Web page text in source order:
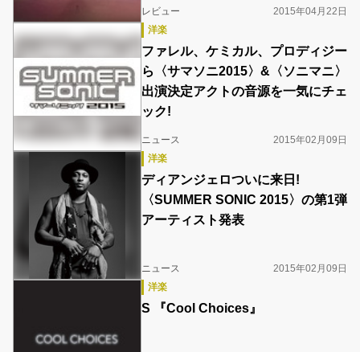
レビュー
2015年04月22日
洋楽
ファレル、ケミカル、プロディジー
ら〈サマソニ2015〉&〈ソニマニ〉
出演決定アクトの音源を一気にチェ
ック!
ニュース
2015年02月09日
洋楽
ディアンジェロついに来日!
〈SUMMER SONIC 2015〉の第1弾
アーティスト発表
ニュース
2015年02月09日
洋楽
S 『Cool Choices』